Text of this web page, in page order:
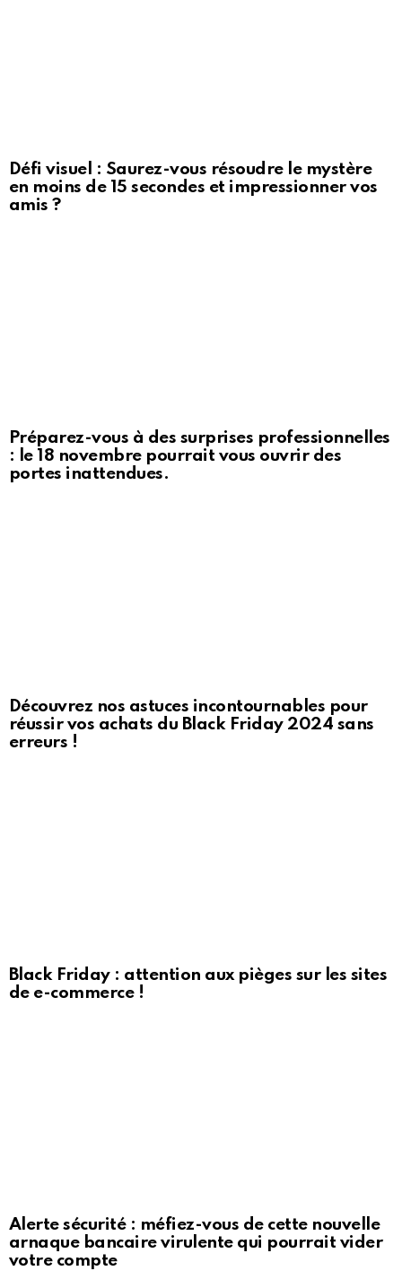
Défi visuel : Saurez-vous résoudre le mystère
en moins de 15 secondes et impressionner vos
amis ?
Préparez-vous à des surprises professionnelles
: le 18 novembre pourrait vous ouvrir des
portes inattendues.
Découvrez nos astuces incontournables pour
réussir vos achats du Black Friday 2024 sans
erreurs !
Black Friday : attention aux pièges sur les sites
de e-commerce !
Alerte sécurité : méfiez-vous de cette nouvelle
arnaque bancaire virulente qui pourrait vider
votre compte